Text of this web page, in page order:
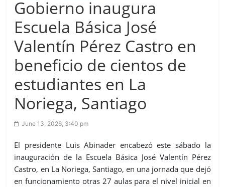
Gobierno inaugura
Escuela Básica José
Valentín Pérez Castro en
beneficio de cientos de
estudiantes en La
Noriega, Santiago
June 13, 2026, 3:40 pm
El presidente Luis Abinader encabezó este sábado la
inauguración de la Escuela Básica José Valentín Pérez
Castro, en La Noriega, Santiago, en una jornada que dejó
en funcionamiento otras 27 aulas para el nivel inicial en